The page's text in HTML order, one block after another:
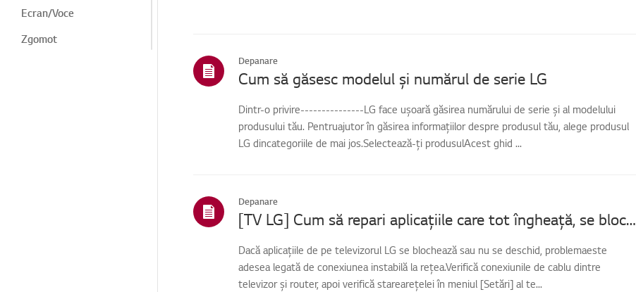
Ecran/Voce
Zgomot
Depanare
Cum să găsesc modelul și numărul de serie LG
Dintr-o privire---------------LG face ușoară găsirea numărului de serie și al modelului
produsului tău. Pentruajutor în găsirea informațiilor despre produsul tău, alege produsul
LG dincategoriile de mai jos.Selectează-ți produsulAcest ghid ...
Depanare
[TV LG] Cum să repari aplicațiile care tot îngheață, se blochează sau nu se încarcă
Dacă aplicațiile de pe televizorul LG se blochează sau nu se deschid, problemaeste
adesea legată de conexiunea instabilă la rețea.Verifică conexiunile de cablu dintre
televizor și router, apoi verifică starearețelei în meniul [Setări] al te...